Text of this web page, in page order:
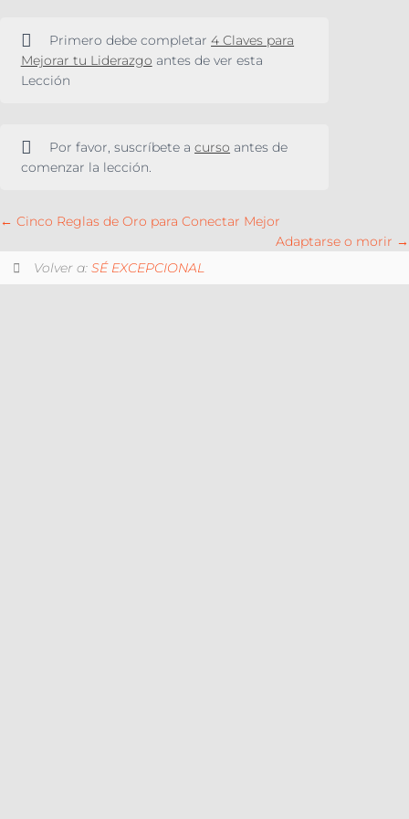
Primero debe completar4 Claves para
Mejorar tu Liderazgo antes de ver esta
Lección
Por favor, suscríbete acurso antes de
comenzar la lección.
Cinco Reglas de Oro para Conectar Mejor
Adaptarse o morir
Volver a: SÉ EXCEPCIONAL